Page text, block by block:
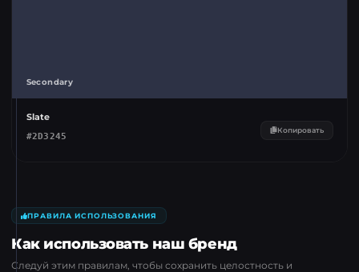
Secondary
Slate
#2D3245
Копировать
ПРАВИЛА ИСПОЛЬЗОВАНИЯ
Как использовать наш бренд
Следуй этим правилам, чтобы сохранить целостность и